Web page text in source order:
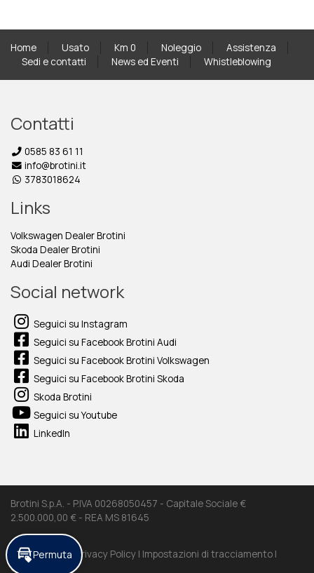
Home Usato Km 0 Noleggio
Assistenza
Sedi e contatti
News ed Eventi Whistleblowing
Contatti
0585 83 61 11
info@brotini.it
3783018624
Links
Volkswagen Dealer Brotini
Skoda Dealer Brotini
Audi Dealer Brotini
Social network
Seguici su Instagram
Seguici su Facebook Brotini Audi
Seguici su Facebook Brotini Volkswagen
Seguici su Facebook Brotini Skoda
Skoda Brotini
Seguici su Youtube
LinkedIn
Brotini S.p.A. - P.IVA 00268050457 - Capitale Sociale €
2.500.000,00 € - REA MS 81645
Cookie Policy | Privacy Policy | Impostazioni di tracciamento |
Credits
Permuta